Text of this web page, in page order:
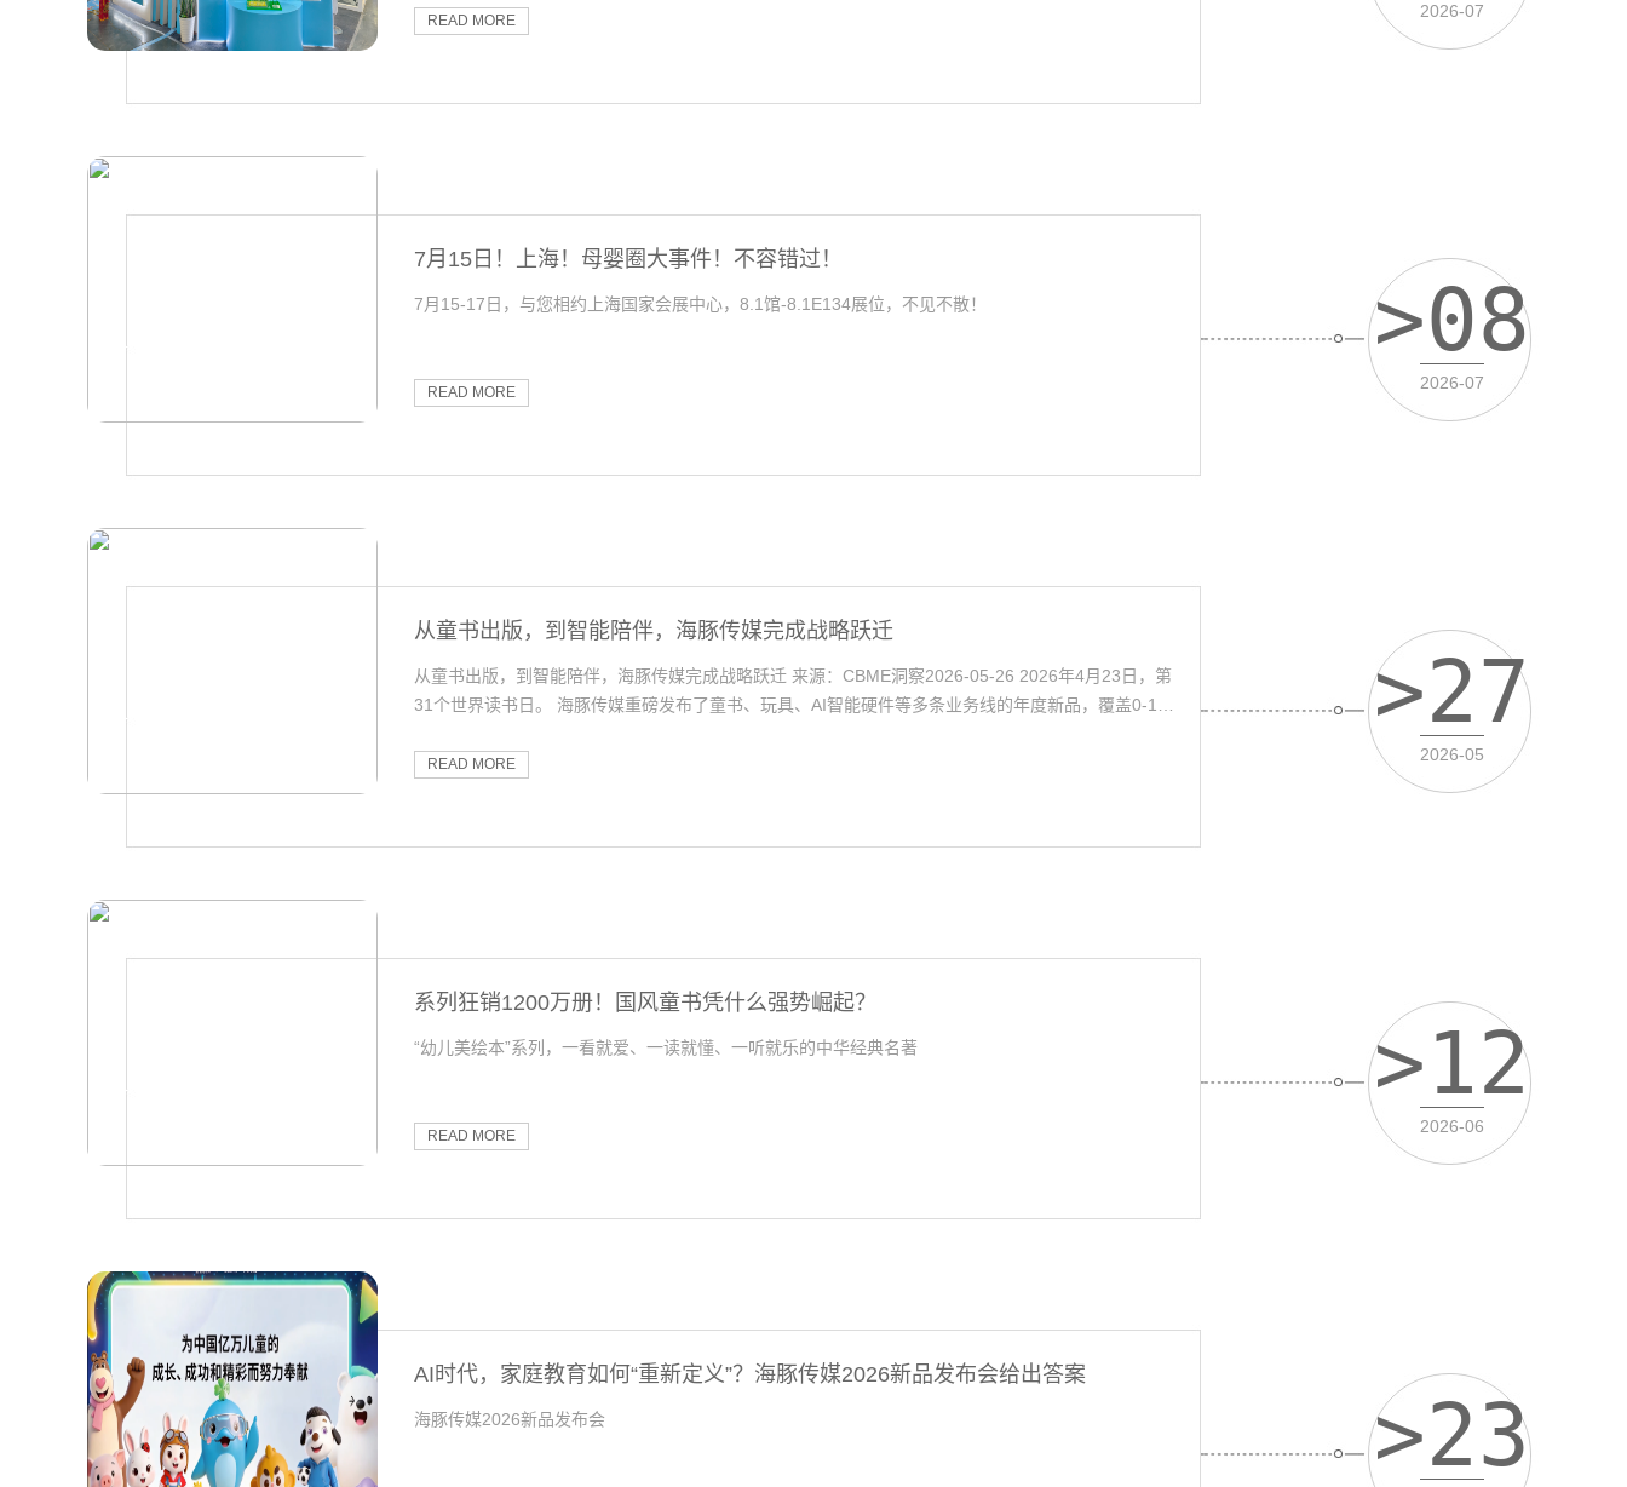
READ MORE 2026-07
7月15日！上海！母婴圈大事件！不容错过！
7月15-17日，与您相约上海国家会展中心，8.1馆-8.1E134展位，不见不散！
READ MORE
>08
2026-07
从童书出版，到智能陪伴，海豚传媒完成战略跃迁
从童书出版，到智能陪伴，海豚传媒完成战略跃迁 来源：CBME洞察2026-05-26 2026年4月23日，第
31个世界读书日。 海豚传媒重磅发布了童书、玩具、AI智能硬件等多条业务线的年度新品，覆盖0-12
图书出版行业增长放缓、业态亟待革新的行业大环境下，海豚传媒正主动打破业态边界，实现从“童书
READ MORE
>27
2026-05
系列狂销1200万册！国风童书凭什么强势崛起？
“幼儿美绘本”系列，一看就爱、一读就懂、一听就乐的中华经典名著
READ MORE
>12
2026-06
AI时代，家庭教育如何“重新定义”？海豚传媒2026新品发布会给出答案
海豚传媒2026新品发布会 >23